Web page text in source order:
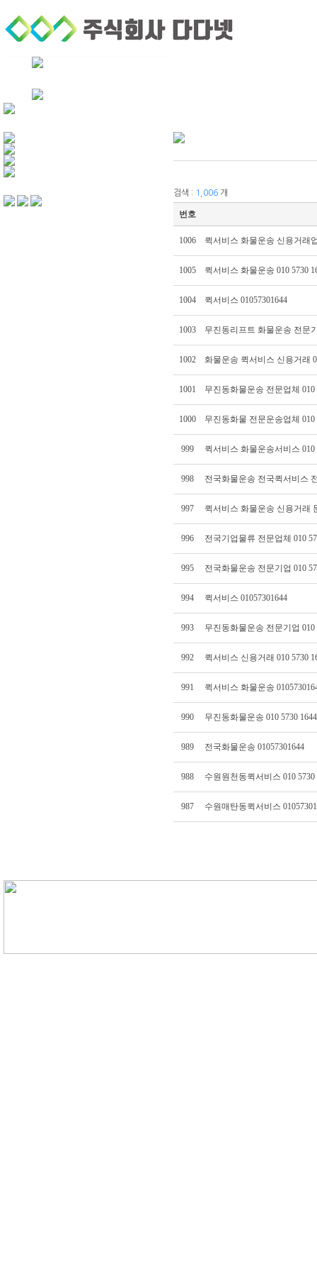
검색 : 1,006 개
번호
1006 퀵서비스 화물운송 신용거래
1005 퀵서비스 화물운송 010 5730
1004 퀵서비스 01057301644
1003 무진동리프트 화물운송 전문
1002 화물운송 퀵서비스 신용거래
1001 무진동화물운송 전문업체 010
1000 무진동화물 전문운송업체 010
999 퀵서비스 화물운송서비스 010
998 전국화물운송 전국퀵서비스
997 퀵서비스 화물운송 신용거래
996 전국기업물류 전문업체 010
995 전국화물운송 전문기업 010
994 퀵서비스 01057301644
993 무진동화물운송 전문기업 010
992 퀵서비스 신용거래 010 5730
991 퀵서비스 화물운송
990 무진동화물운송 010 5730 1644
989 전국화물운송 01057301644
988 수원원천동퀵서비스 010 5730
987 수원매탄동퀵서비스